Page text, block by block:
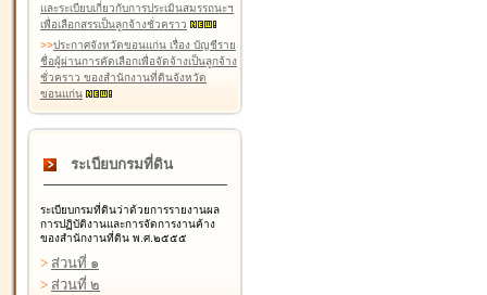
และระเบียบเกี่ยวกับการประเมินสมรรถนะฯ
เพื่อเลือกสรรเป็นลูกจ้างชั่วคราว
>>ประกาศจังหวัดขอนแก่น เรื่อง บัญชีราย
ชื่อผู้ผ่านการคัดเลือกเพื่อจัดจ้างเป็นลูกจ้าง
ชั่วคราว ของสำนักงานที่ดินจังหวัด
ขอนแก่น
ระเบียบกรมที่ดิน
ระเบียบกรมที่ดินว่าด้วยการรายงานผล
การปฏิบัติงานและการจัดการงานค้าง
ของสำนักงานที่ดิน พ.ศ.๒๕๕๕
> ส่วนที่ ๑
> ส่วนที่ ๒